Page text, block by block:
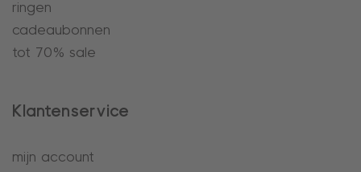
ringen
cadeaubonnen
tot 70% sale
Klantenservice
mijn account